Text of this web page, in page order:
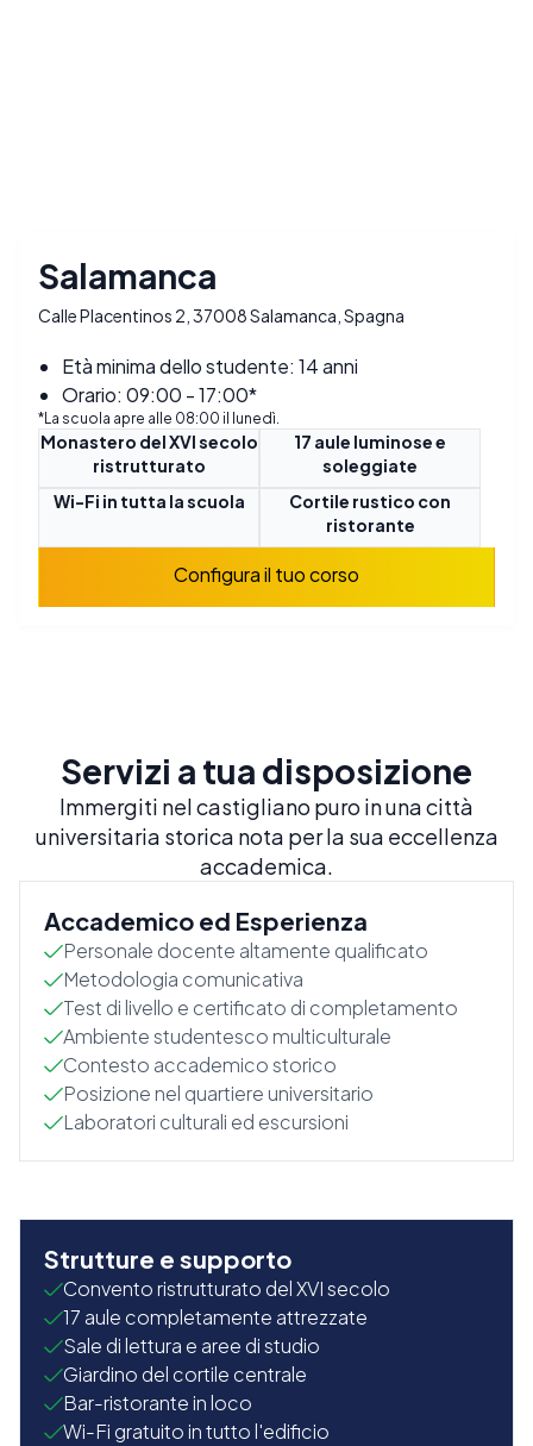
Salamanca
Calle Placentinos 2, 37008 Salamanca, Spagna
Età minima dello studente: 14 anni
Orario: 09:00 - 17:00*
*La scuola apre alle 08:00 il lunedì.
Monastero del XVI secolo
ristrutturato
17 aule luminose e
soleggiate
Wi-Fi in tutta la scuola
Cortile rustico con
ristorante
Configura il tuo corso
Servizi a tua disposizione
Immergiti nel castigliano puro in una città
universitaria storica nota per la sua eccellenza
accademica.
Accademico ed Esperienza
Personale docente altamente qualificato
Metodologia comunicativa
Test di livello e certificato di completamento
Ambiente studentesco multiculturale
Contesto accademico storico
Posizione nel quartiere universitario
Laboratori culturali ed escursioni
Strutture e supporto
Convento ristrutturato del XVI secolo
17 aule completamente attrezzate
Sale di lettura e aree di studio
Giardino del cortile centrale
Bar-ristorante in loco
Wi-Fi gratuito in tutto l'edificio